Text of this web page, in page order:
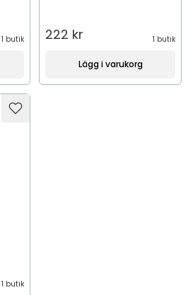
1 butik 222 kr 1 butik
Lägg i varukorg
1 butik